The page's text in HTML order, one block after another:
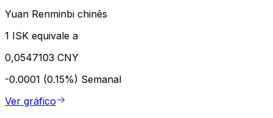
Yuan Renminbi chinês
1 ISK equivale a
0,0547103 CNY
-0.0001 (0.15%) Semanal
Ver gráfico